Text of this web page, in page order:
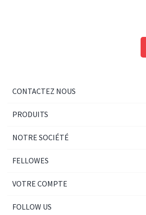
CONTACTEZ NOUS
PRODUITS
NOTRE SOCIÉTÉ
FELLOWES
VOTRE COMPTE
FOLLOW US